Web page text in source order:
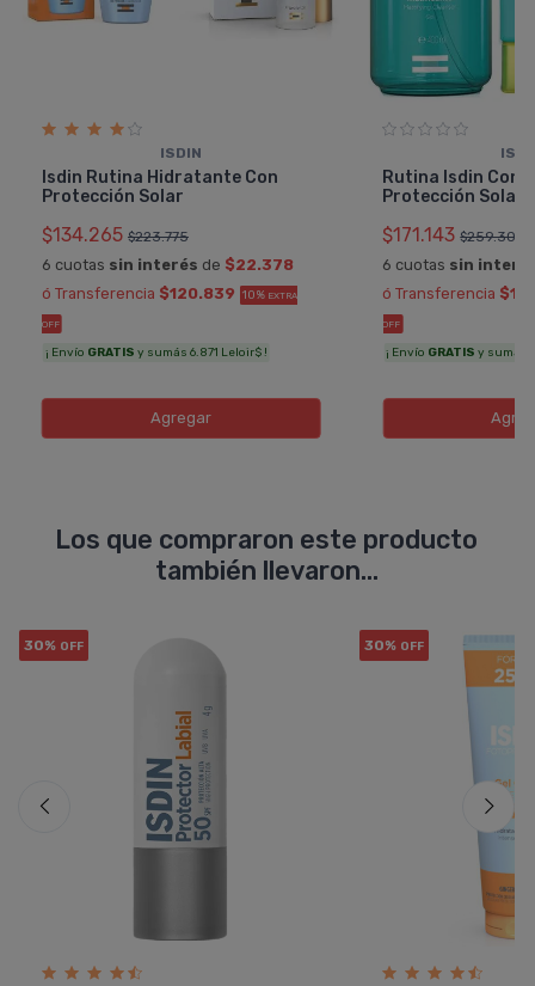
ISDIN
Isdin Rutina Hidratante Con
Protección Solar
$134.265 $223.775
6 cuotas sin interés de $22.378
ó Transferencia $120.839 10% EXTRA
OFF
¡ Envío GRATIS y sumás 6.871 Leloir$ !
Agregar
Rutina Isdin
Protección Solar
$171.143 $259.307
6 cuotas sin
ó Transferencia
OFF
¡ Envío GRATIS y sumás
Los que compraron este producto
también llevaron...
30% OFF 30% OFF